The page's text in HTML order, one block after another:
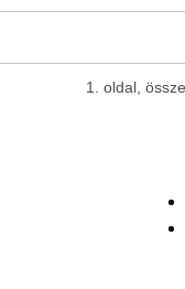
1. oldal,